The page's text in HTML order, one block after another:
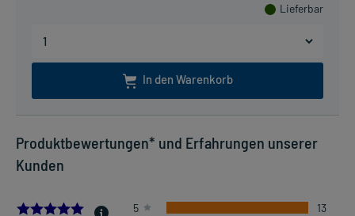
Lieferbar
In den Warenkorb
Produktbewertungen* und Erfahrungen unserer
Kunden
5.0 5
13